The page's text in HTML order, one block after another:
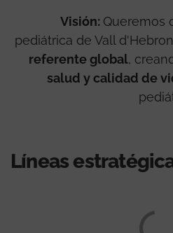
Visión: Queremos
pediátrica de Vall
referente global,
salud y calidad de
Líneas